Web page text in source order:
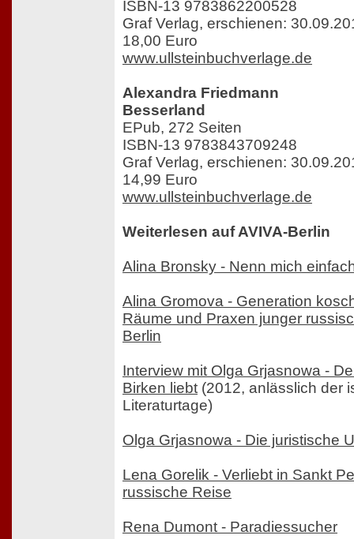
ISBN-13 9783862200528
Graf Verlag, erschienen:
18,00 Euro
www.ullsteinbuchverlage.de
Alexandra Friedmann
Besserland
EPub, 272 Seiten
ISBN-13 9783843709248
Graf Verlag, erschienen:
14,99 Euro
www.ullsteinbuchverlage.de
Weiterlesen auf AVIVA-Berlin
Alina Bronsky - Nenn mich
Alina Gromova - Generation
Räume und Praxen junger
Berlin
Interview mit Olga Grjasnowa -
Birken liebt (2012, anlässlich der
Literaturtage)
Olga Grjasnowa - Die juristische
Lena Gorelik - Verliebt in Sankt
russische Reise
Rena Dumont - Paradiessucher